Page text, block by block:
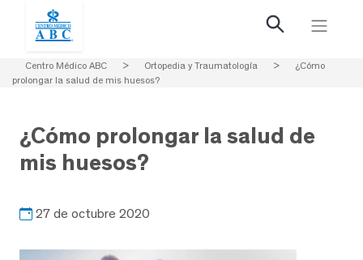
Centro Médico ABC > Ortopedia y Traumatología >
¿Cómo
prolongar la salud de mis huesos?
¿Cómo prolongar la salud de
mis huesos?
27 de octubre 2020